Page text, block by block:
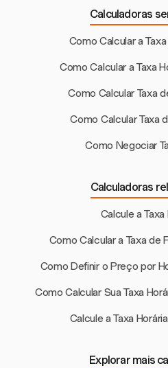
Calculadoras
Como Calcular a
Como Calcular a Taxa
Como Calcular Taxa
Como Calcular Taxa
Como Negociar
Calculadoras
Calcule a Taxa
Como Calcular a Taxa de
Como Definir o Preço por
Como Calcular Sua Taxa
Calcule a Taxa
Explorar mais